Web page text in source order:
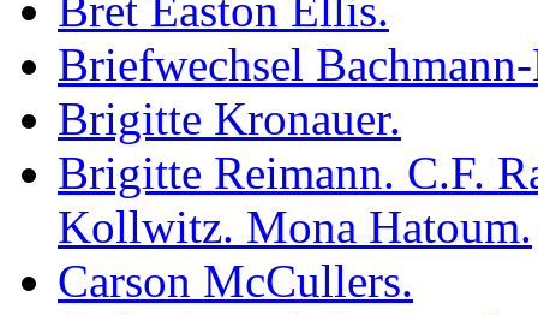
Briefwechsel
Brigitte Kronauer.
Brigitte Reimann. C.F.
Kollwitz. Mona Hatoum.
Carson McCullers.